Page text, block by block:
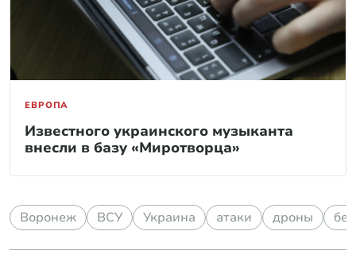
ЕВРОПА
Известного украинского музыканта
внесли в базу «Миротворца»
Воронеж ВСУ Украина атаки дроны